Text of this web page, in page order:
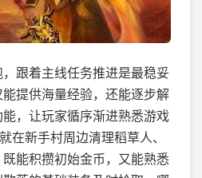
跟着主线任务推进是最稳妥
提供海量经验，还能逐步解
，让玩家循序渐进熟悉游戏
在新手村周边清理稻草人、
能积攒初始金币，又能熟悉